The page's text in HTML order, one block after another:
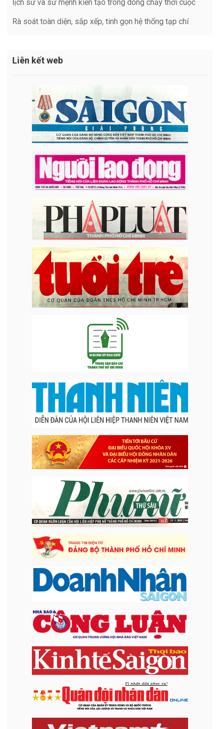
lịch sử và sứ mệnh kiến tạo trong dòng chảy thời cuộc
Rà soát toàn diện, sắp xếp, tinh gọn hệ thống tạp chí
Liên kết web